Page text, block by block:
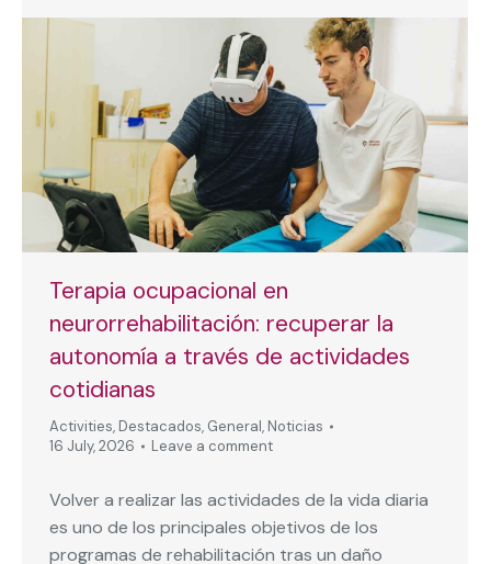
Terapia ocupacional en
neurorrehabilitación: recuperar la
autonomía a través de actividades
cotidianas
Activities, Destacados, General, Noticias
16 July, 2026
Leave a comment
Volver a realizar las actividades de la vida diaria
es uno de los principales objetivos de los
programas de rehabilitación tras un daño